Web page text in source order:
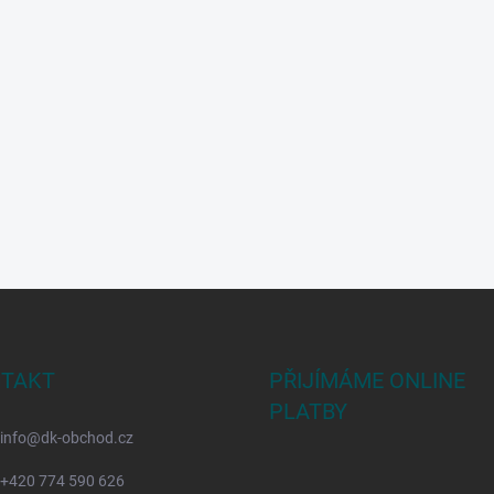
info@dk-obchod.cz
+420 774 590 626
PŘIJÍMÁME ONLINE
PLATBY